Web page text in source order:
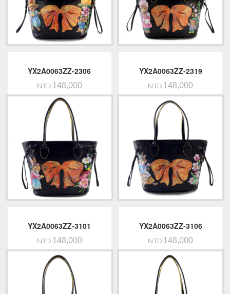
YX2A0063ZZ-2306
NTD.148,000
YX2A0063ZZ-2319
NTD.148,000
YX2A0063ZZ-3101
NTD.148,000
YX2A0063ZZ-3106
NTD.148,000